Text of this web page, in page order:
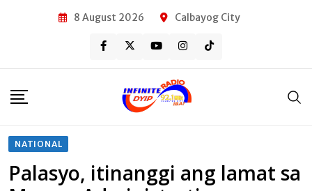
8 August 2026 Calbayog City
NATIONAL
Palasyo, itinanggi ang lamat sa